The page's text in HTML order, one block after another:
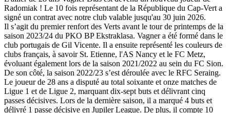
Radomiak ! Le 10 fois représentant de la République du Cap-Vert a
signé un contrat avec notre club valable jusqu'au 30 juin 2026.
Il s’agit du premier renfort des Verts avant le tour de printemps de la
saison 2023/24 du PKO BP Ekstraklasa. Vagner a été formé dans le
club portugais de Gil Vicente. Il a ensuite représenté les couleurs de
clubs français, à savoir St. Etienne, l'AS Nancy et le FC Metz,
évoluant également lors de la saison 2021/2022 au sein du FC Sion.
De son côté, la saison 2022/23 s’est déroulée avec le RFC Seraing.
Le joueur de 28 ans a disputé au total soixante et onze matches de
Ligue 1 et de Ligue 2, marquant dix-sept buts et délivrant cinq
passes décisives. Lors de la dernière saison, il a marqué 4 buts et
délivré 1 passe décisive en Jupiler League. De plus, il compte 10